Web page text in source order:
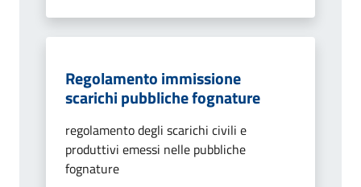
Regolamento immissione
scarichi pubbliche fognature
regolamento degli scarichi civili e
produttivi emessi nelle pubbliche
fognature